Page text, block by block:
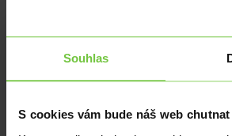
Souhlas
S cookies vám bude náš web